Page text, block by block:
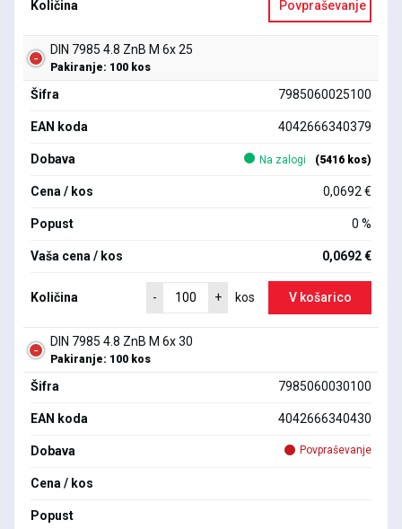
Količina Povpraševanje
DIN 7985 4.8 ZnB M 6x 25
Pakiranje: 100 kos
Šifra 7985060025100
EAN koda 4042666340379
Dobava Na zalogi (5416 kos)
Cena / kos 0,0692 €
Popust 0 %
Vaša cena / kos 0,0692 €
Količina - + kos V košarico
DIN 7985 4.8 ZnB M 6x 30
Pakiranje: 100 kos
Šifra 7985060030100
EAN koda 4042666340430
Dobava Povpraševanje
Cena / kos
Popust